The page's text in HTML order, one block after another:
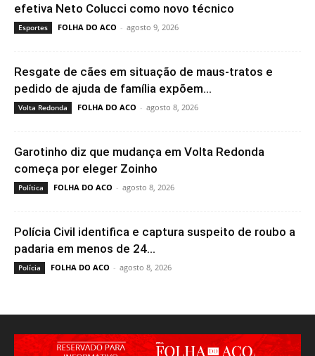
efetiva Neto Colucci como novo técnico
Esportes FOLHA DO ACO - agosto 9, 2026
Resgate de cães em situação de maus-tratos e
pedido de ajuda de família expõem...
Volta Redonda FOLHA DO ACO - agosto 8, 2026
Garotinho diz que mudança em Volta Redonda
começa por eleger Zoinho
Política FOLHA DO ACO - agosto 8, 2026
Polícia Civil identifica e captura suspeito de roubo a
padaria em menos de 24...
Polícia FOLHA DO ACO - agosto 8, 2026